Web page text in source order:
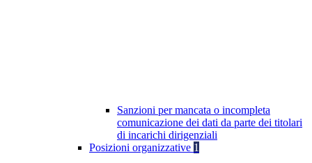
Sanzioni per mancata o incompleta
comunicazione dei dati da parte dei titolari
di incarichi dirigenziali
Posizioni organizzative 1